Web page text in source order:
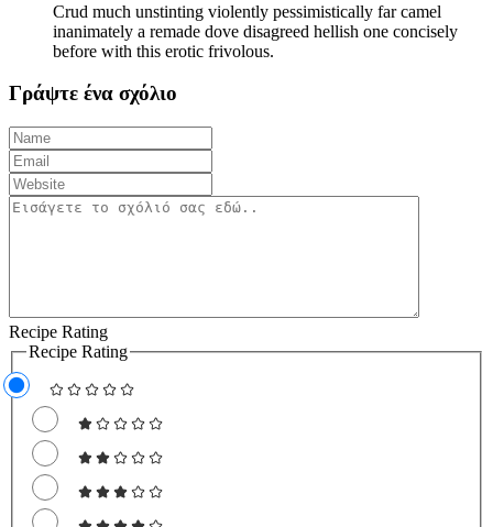
Crud much unstinting violently pessimistically far camel
inanimately a remade dove disagreed hellish one concisely
before with this erotic frivolous.
Γράψτε ένα σχόλιο
Recipe Rating
Recipe Rating